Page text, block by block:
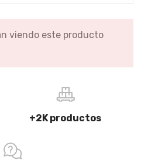
viendo este producto
+2K productos